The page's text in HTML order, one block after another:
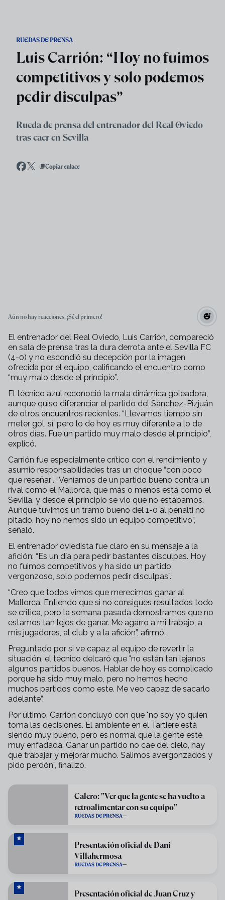
RUEDAS DE PRENSA
Luis Carrión: “Hoy no fuimos
competitivos y solo podemos
pedir disculpas”
Rueda de prensa del entrenador del Real Oviedo
tras caer en Sevilla
Copiar enlace
Aún no hay reacciones. ¡Sé el primero!
El entrenador del Real Oviedo, Luis Carrión, compareció
en sala de prensa tras la dura derrota ante el Sevilla FC
(4-0) y no escondió su decepción por la imagen
ofrecida por el equipo, calificando el encuentro como
“muy malo desde el principio”.
El técnico azul reconoció la mala dinámica goleadora,
aunque quiso diferenciar el partido del Sánchez-Pizjuán
de otros encuentros recientes. “Llevamos tiempo sin
meter gol, sí, pero lo de hoy es muy diferente a lo de
otros días. Fue un partido muy malo desde el principio”,
explicó.
Carrión fue especialmente crítico con el rendimiento y
asumió responsabilidades tras un choque “con poco
que reseñar”. “Veníamos de un partido bueno contra un
rival como el Mallorca, que más o menos está como el
Sevilla, y desde el principio se vio que no estábamos.
Aunque tuvimos un tramo bueno del 1-0 al penalti no
pitado, hoy no hemos sido un equipo competitivo”,
señaló.
El entrenador oviedista fue claro en su mensaje a la
afición: “Es un día para pedir bastantes disculpas. Hoy
no fuimos competitivos y ha sido un partido
vergonzoso, solo podemos pedir disculpas”.
“Creo que todos vimos que merecimos ganar al
Mallorca. Entiendo que si no consigues resultados todo
se critica, pero la semana pasada demostramos que no
estamos tan lejos de ganar. Me agarro a mi trabajo, a
mis jugadores, al club y a la afición”, afirmó.
Preguntado por si ve capaz al equipo de revertir la
situación, el técnico delcaró que "no están tan lejanos
algunos partidos buenos. Hablar de hoy es complicado
porque ha sido muy malo, pero no hemos hecho
muchos partidos como este. Me veo capaz de sacarlo
adelante”.
Por último, Carrión concluyó con que "no soy yo quien
toma las decisiones. El ambiente en el Tartiere está
siendo muy bueno, pero es normal que la gente esté
muy enfadada. Ganar un partido no cae del cielo, hay
que trabajar y mejorar mucho. Salimos avergonzados y
pido perdón”, finalizó.
Calero: "Ver que la gente se ha vuelto a
retroalimentar con su equipo"
RUEDAS DE PRENSA
Presentación oficial de Dani
Villahermosa
RUEDAS DE PRENSA
Presentación oficial de Juan Cruz y